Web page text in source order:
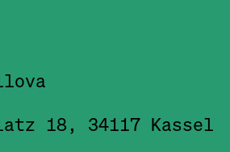
18, 34117 Kassel